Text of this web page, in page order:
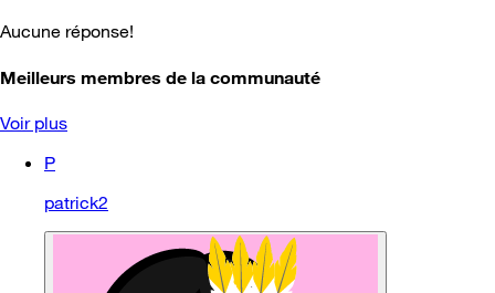
Aucune réponse!
Meilleurs membres de la communauté
Voir plus
P
patrick2